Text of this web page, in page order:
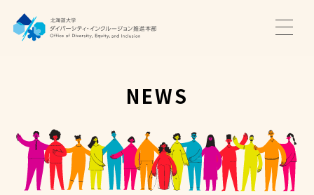
推進本部について
アクセス・お問い合わせ
NEWS